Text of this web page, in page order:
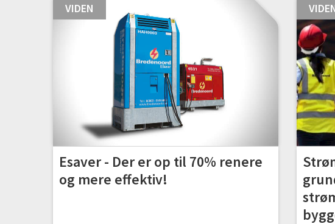
VIDEN
Esaver - Der er op til 70% renere
og mere effektiv!